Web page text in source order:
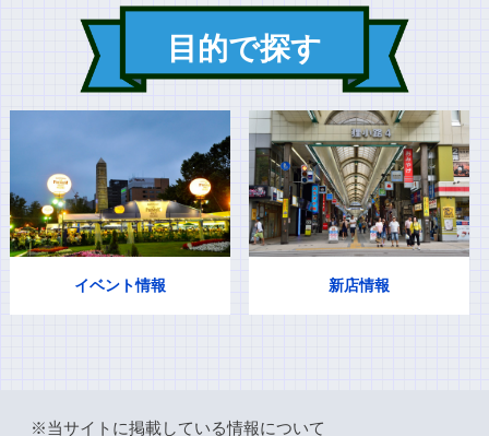
目的で探す
イベント情報 新店情報
※当サイトに掲載している情報について